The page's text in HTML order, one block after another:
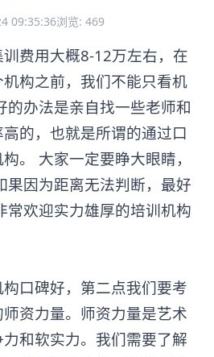
09:35:36浏览: 469
费用大概8-12万左右，在
构之前，我们不能只看机
的办法是亲自找一些老师和
的，也就是所谓的通过口
。 大家一定要睁大眼睛，
果因为距离无法判断，最好
常欢迎实力雄厚的培训机构
口碑好，第二点我们要考
资力量。师资力量是艺术
和软实力。我们需要了解